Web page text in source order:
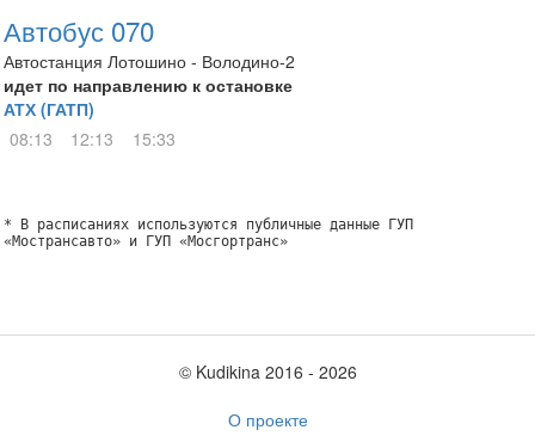
Автобус 070
Автостанция Лотошино - Володино-2
идет по направлению к остановке
АТХ (ГАТП)
08:13
12:13 15:33
* В расписаниях используются публичные данные ГУП
«Мострансавто» и ГУП «Мосгортранс»
© Kudikina 2016 ‐ 2026
О проекте